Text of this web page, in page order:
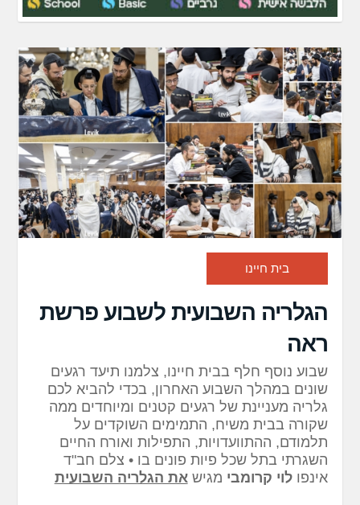
בית חיינו
הגלריה השבועית לשבוע פרשת
ראה
שבוע נוסף חלף בבית חיינו, צלמנו תיעד רגעים
שונים במהלך השבוע האחרון, בכדי להביא לכם
גלריה מעניינת של רגעים קטנים ומיוחדים ממה
שקורה בבית משיח, התמימים השוקדים על
תלמודם, ההתוועדויות, התפילות ואורח החיים
השגרתי בתל שכל פיות פונים בו • צלם חב"ד
אינפולוי קרומבי מגישאת הגלריה השבועית